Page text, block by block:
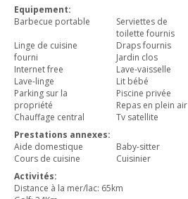
Equipement:
Barbecue portable
Serviettes de
toilette fournis
Linge de cuisine
fourni
Draps fournis
Jardin clos
Internet free
Lave-vaisselle
Lave-linge
Lit bébé
Parking sur la
propriété
Piscine privée
Repas en plein air
Chauffage central
Tv satellite
Prestations annexes:
Aide domestique
Baby-sitter
Cours de cuisine
Cuisinier
Activités:
Distance à la mer/lac: 65km